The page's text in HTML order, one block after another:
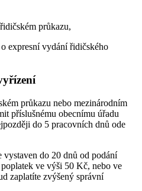
průkazu,
expresní vydání řidičského
průkazu nebo mezinárodním
příslušnému obecnímu úřadu
do 5 pracovních dnů ode
do 20 dnů od podání
ve výši 50 Kč, nebo ve
zaplatíte zvýšený správní